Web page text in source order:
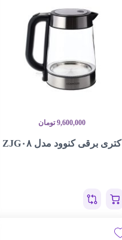
9,600,000 تومان
کتری برقی کنوود مدل ZJG۰۸